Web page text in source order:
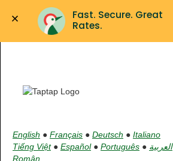
Fast. Secure. Great
Rates.
English ● Français ● Deutsch ● Italiano
Tiếng Việt● Español● Português ● العربية
Român